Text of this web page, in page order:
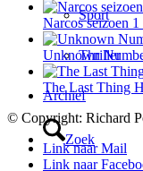
Sport
Thriller
Archief
Zoek
Narcos seizoen 1
Unknown
The Last Thing
© Copyright: Richard
Link naar Mail
Link naar